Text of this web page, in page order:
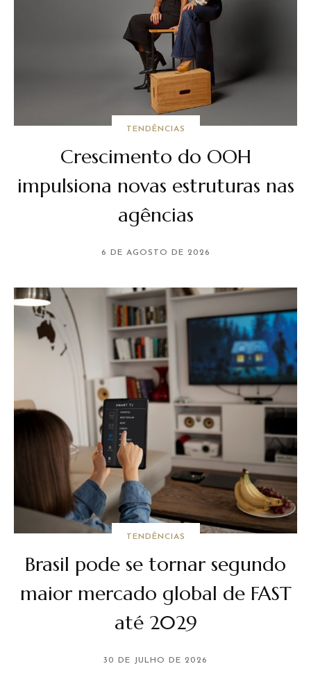
TENDÊNCIAS
Crescimento do OOH
impulsiona novas estruturas nas
agências
6 DE AGOSTO DE 2026
TENDÊNCIAS
Brasil pode se tornar segundo
maior mercado global de FAST
até 2029
30 DE JULHO DE 2026